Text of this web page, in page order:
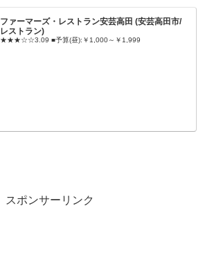
ファーマーズ・レストラン安芸高田 (安芸高田市/
レストラン)
★★★☆☆3.09 ■予算(昼):￥1,000～￥1,999
スポンサーリンク